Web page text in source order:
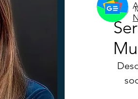
Quarto Poder
Destaque